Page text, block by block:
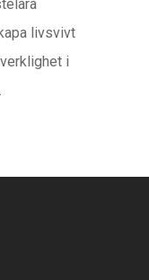
livsvivt
i